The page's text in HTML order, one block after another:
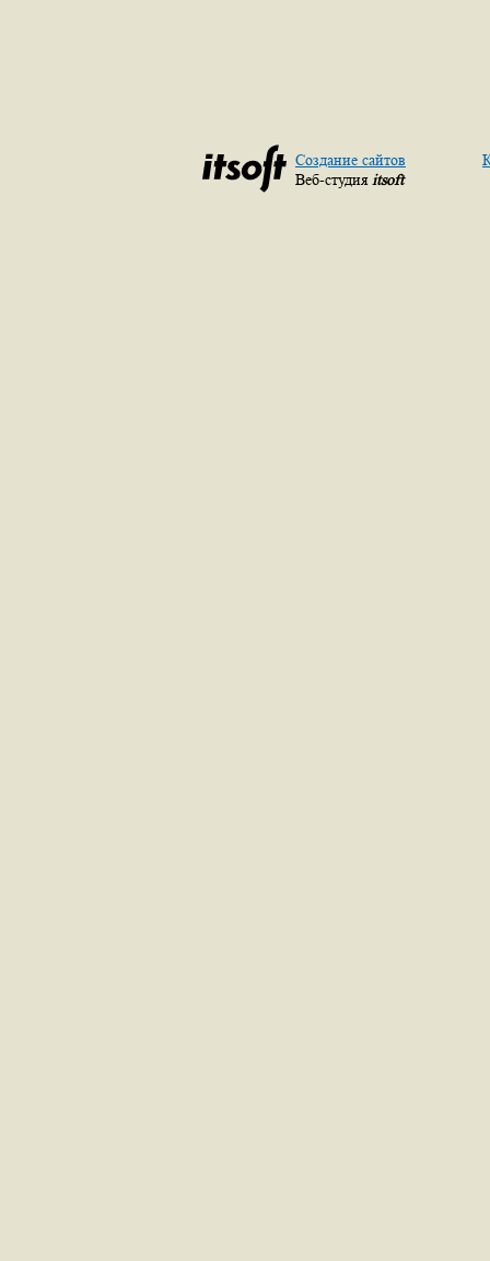
Создание сайтов
Веб-студия itsoft